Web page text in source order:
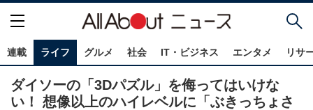
連載 ライフ グルメ 社会 IT・ビジネス エンタメ リサ
ダイソーの「3Dパズル」を侮ってはいけな
い！ 想像以上のハイレベルに「ぶきっちょさ